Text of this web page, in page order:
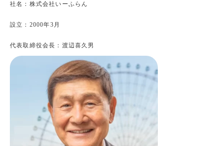
社名：株式会社いーふらん
設立：2000年3月
代表取締役会長：渡辺喜久男